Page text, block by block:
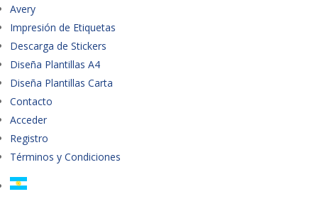
Avery
Impresión de Etiquetas
Descarga de Stickers
Diseña Plantillas A4
Diseña Plantillas Carta
Contacto
Acceder
Registro
Términos y Condiciones